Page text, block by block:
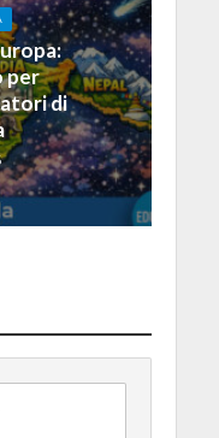
per
di